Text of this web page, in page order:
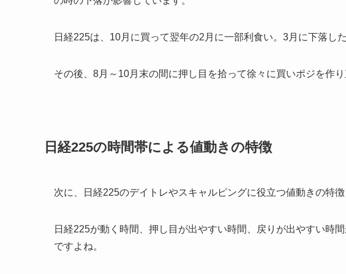
日経225は、10月に買って翌年の2月に一部利食い。3月に下落し
その後、8月～10月末の間に押し目を拾って徐々に買いポジを作
日経225の時間帯による値動きの特徴
次に、日経225のデイトレやスキャルピングに役立つ値動きの特徴
日経225が動く時間、押し目が出やすい時間、戻りが出やすい時
ですよね。